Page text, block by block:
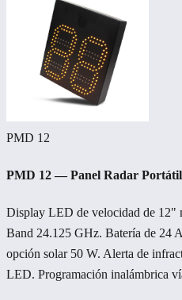
PMD 12
PMD 12 — Panel Radar Portátil
Display LED de velocidad de 12"
Band 24.125 GHz. Batería de 24
opción solar 50 W. Alerta de
LED. Programación inalámbrica